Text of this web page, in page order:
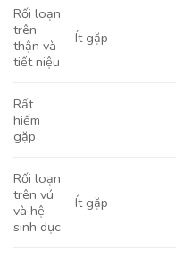
Rối loạn
trên
thận và
tiết niệu
Ít gặp
Rất
hiếm
gặp
Rối loạn
trên vú
và hệ
sinh dục
Ít gặp